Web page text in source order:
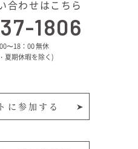
合わせはこちら
1806
〜18：00 無休
夏期休暇を除く)
に参加する